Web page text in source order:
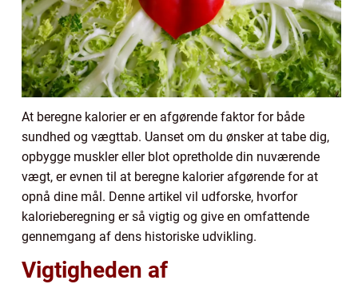
At beregne kalorier er en afgørende faktor for både
sundhed og vægttab. Uanset om du ønsker at tabe dig,
opbygge muskler eller blot opretholde din nuværende
vægt, er evnen til at beregne kalorier afgørende for at
opnå dine mål. Denne artikel vil udforske, hvorfor
kalorieberegning er så vigtig og give en omfattende
gennemgang af dens historiske udvikling.
Vigtigheden af